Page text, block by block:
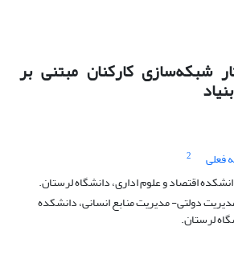
شبکه‌سازی کارکنان مبتنی بر
فعلی
2
اقتصاد و علوم اداری، دانشگاه لرستان.
دولتی- مدیریت منابع انسانی، دانشکده
لرستان.